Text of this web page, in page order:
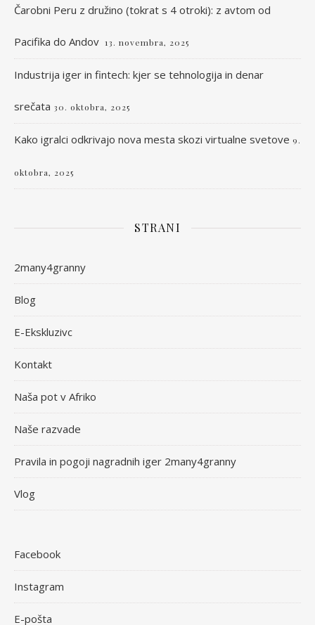
Čarobni Peru z družino (tokrat s 4 otroki): z avtom od
Pacifika do Andov 13. novembra, 2025
Industrija iger in fintech: kjer se tehnologija in denar
srečata 30. oktobra, 2025
Kako igralci odkrivajo nova mesta skozi virtualne svetove 9.
oktobra, 2025
STRANI
2many4granny
Blog
E-Ekskluzivc
Kontakt
Naša pot v Afriko
Naše razvade
Pravila in pogoji nagradnih iger 2many4granny
Vlog
Facebook
Instagram
E-pošta